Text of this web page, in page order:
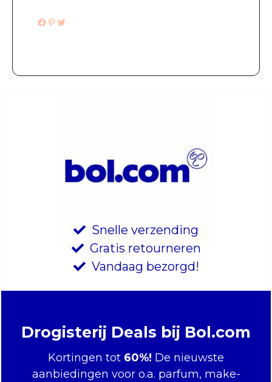
Facebook
Pinterest
Twitter
Snelle verzending
Gratis retourneren
Vandaag bezorgd!
Drogisterij Deals bij Bol.com
Kortingen tot 60%! De nieuwste
aanbiedingen voor o.a. parfum, make-